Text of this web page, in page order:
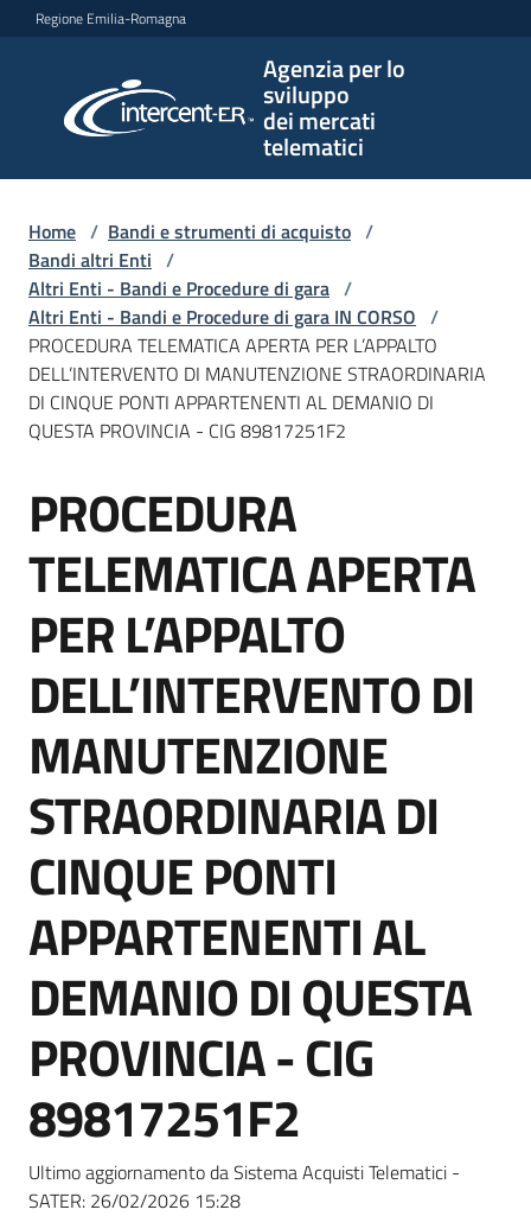
Vai al contenuto
Vai alla navigazione
Vai al footer
Regione Emilia-Romagna
Agenzia per lo
sviluppo
dei mercati
telematici
per lo
sviluppo
telematici
L'Agenzia
Bandi
strumenti
di
Supporto
Piattaforme
telematiche
English
site
Seguici
su
Home / Bandi e strumenti di acquisto /
Bandi altri Enti /
Altri Enti - Bandi e Procedure di gara /
Altri Enti - Bandi e Procedure di gara IN CORSO /
PROCEDURA TELEMATICA APERTA PER L’APPALTO
DELL’INTERVENTO DI MANUTENZIONE STRAORDINARIA
DI CINQUE PONTI APPARTENENTI AL DEMANIO DI
QUESTA PROVINCIA - CIG 89817251F2
Salta al contenuto
PROCEDURA
TELEMATICA APERTA
PER L’APPALTO
DELL’INTERVENTO DI
MANUTENZIONE
STRAORDINARIA DI
CINQUE PONTI
APPARTENENTI AL
DEMANIO DI QUESTA
PROVINCIA - CIG
89817251F2
Ultimo aggiornamento da Sistema Acquisti Telematici -
SATER: 26/02/2026 15:28